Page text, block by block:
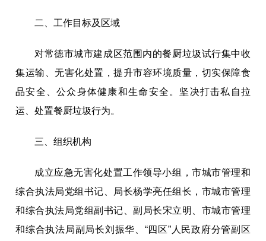
二、工作目标及区域
对常德市城市建成区范围内的餐厨垃圾试行集中收
集运输、无害化处置，提升市容环境质量，切实保障食
品安全、公众身体健康和生命安全。坚决打击私自拉
运、处置餐厨垃圾行为。
三、组织机构
成立应急无害化处置工作领导小组，市城市管理和
综合执法局党组书记、局长杨学亮任组长，市城市管理
和综合执法局党组副书记、副局长宋立明、市城市管理
和综合执法局副局长刘振华、“四区”人民政府分管副区